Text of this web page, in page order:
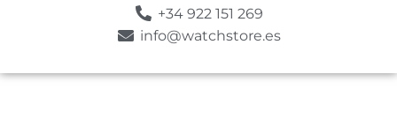
+34 922 151 269
info@watchstore.es